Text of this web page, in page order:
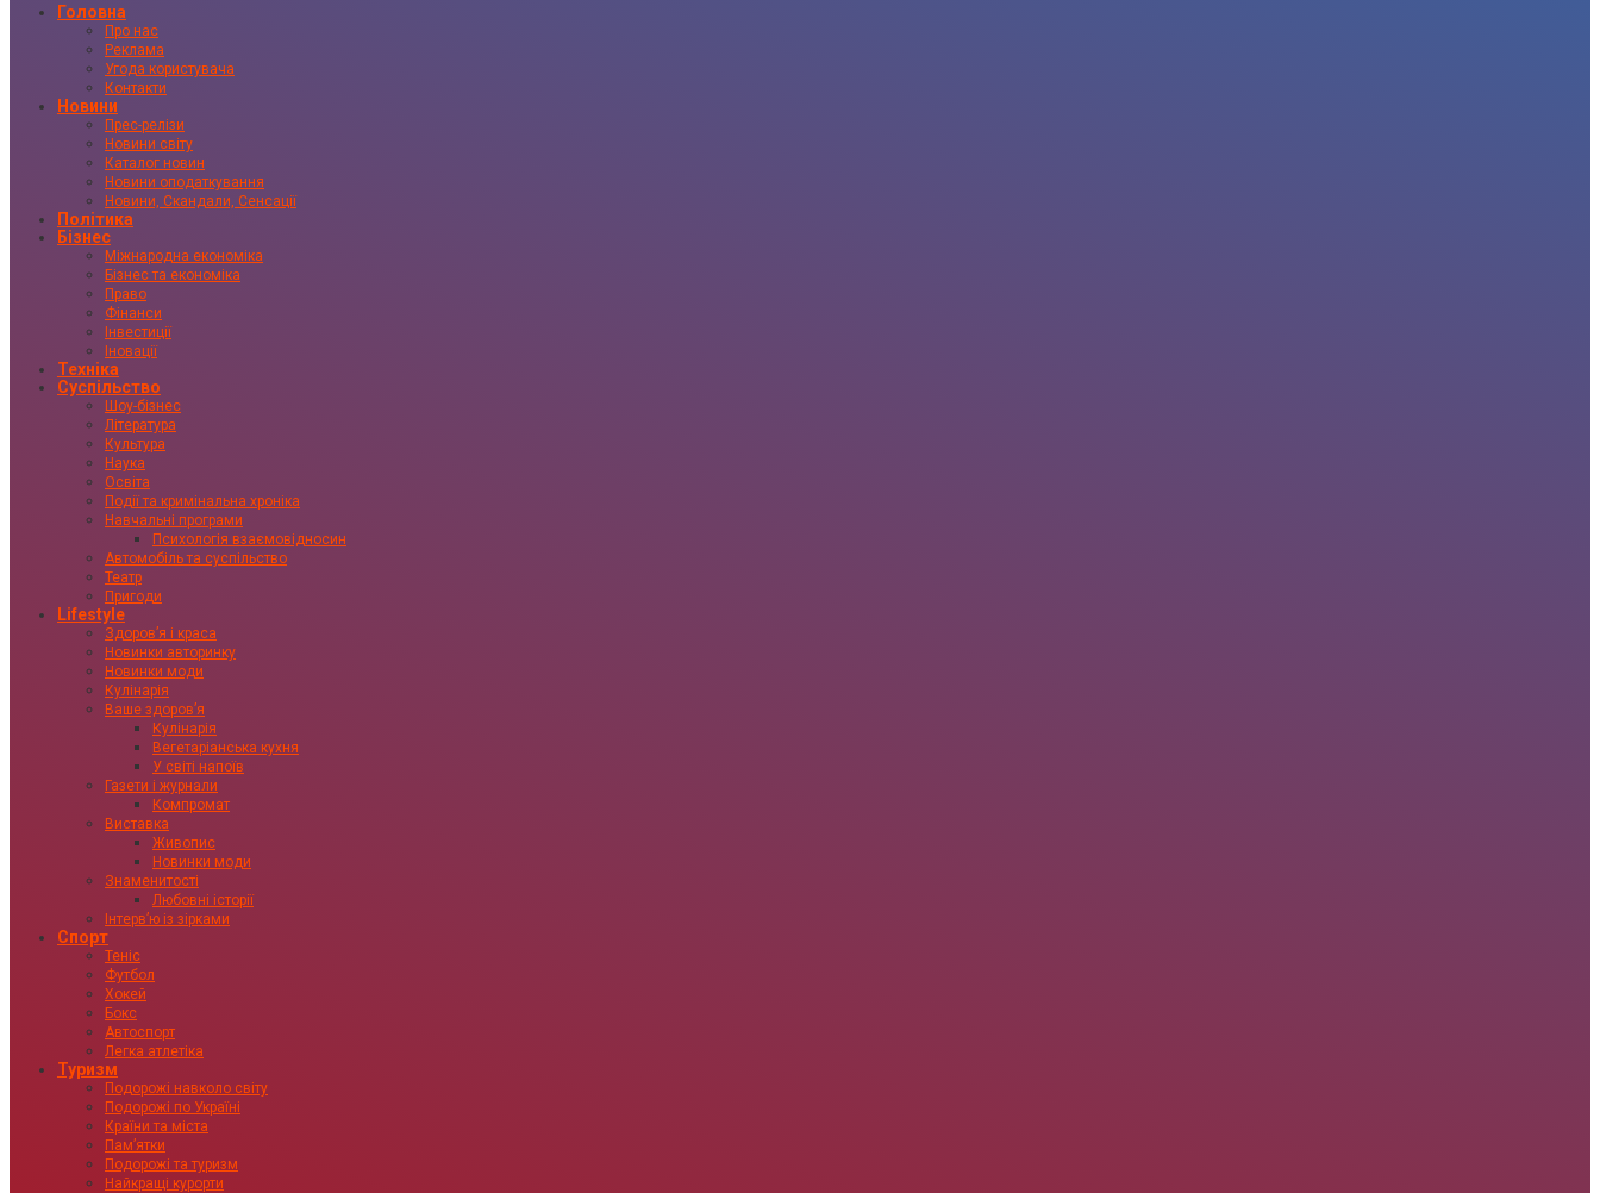
Головна
Про нас
Реклама
Угода користувача
Контакти
Новини
Прес-релізи
Новини світу
Каталог новин
Новини оподаткування
Новини, Скандали, Сенсації
Політика
Бізнес
Міжнародна економіка
Бізнес та економіка
Право
Фінанси
Інвестиції
Іновації
Техніка
Суспільство
Шоу-бізнес
Література
Культура
Наука
Освіта
Події та кримінальна хроніка
Навчальні програми
Психологія взаємовідносин
Автомобіль та суспільство
Театр
Пригоди
Lifestyle
Здоровʼя і краса
Новинки авторинку
Новинки моди
Кулінарія
Ваше здоровʼя
Кулінарія
Вегетаріанська кухня
У світі напоїв
Газети і журнали
Компромат
Виставка
Живопис
Новинки моди
Знаменитості
Любовні історії
Інтервʼю із зірками
Спорт
Теніс
Футбол
Хокей
Бокс
Автоспорт
Легка атлетіка
Туризм
Подорожі навколо світу
Подорожі по Україні
Країни та міста
Пам’ятки
Подорожі та туризм
Найкращі курорти